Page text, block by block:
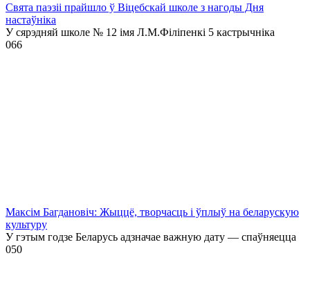
Свята паэзіі прайшло ў Віцебскай школе з нагоды Дня
настаўніка
У сярэдняй школе № 12 імя Л.М.Філіпенкі 5 кастрычніка
066
Максім Багдановіч: Жыццё, творчасць і ўплыў на беларускую
культуру
У гэтым годзе Беларусь адзначае важную дату — спаўняецца
050